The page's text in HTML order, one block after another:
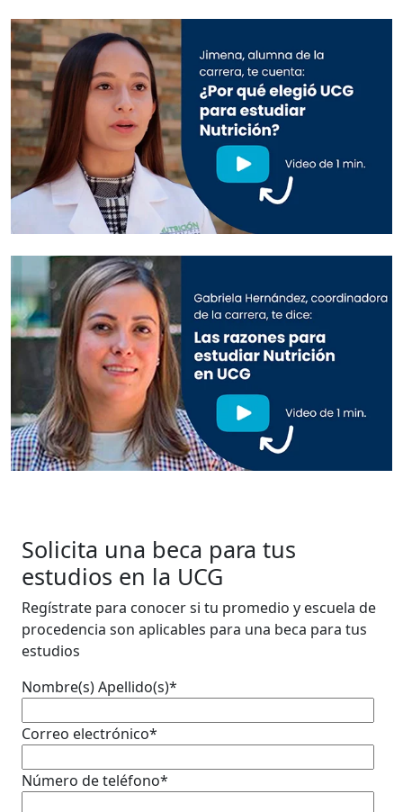
Solicita una beca para tus
estudios en la UCG
Regístrate para conocer si tu promedio y escuela de
procedencia son aplicables para una beca para tus
estudios
Nombre(s) Apellido(s)*
Correo electrónico*
Número de teléfono*